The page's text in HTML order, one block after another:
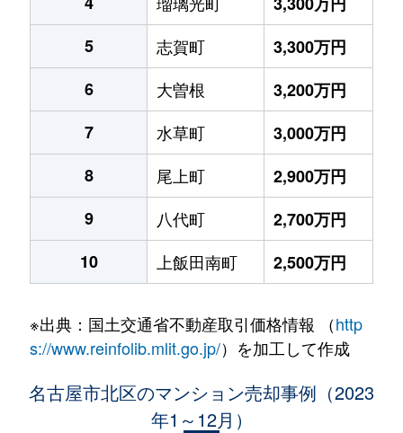
5
志賀町
3,300万円
6
大曽根
3,200万円
7
水草町
3,000万円
8
尾上町
2,900万円
9
八代町
2,700万円
10
上飯田南町 2,500万円
※出典：国土交通省不動産取引価格情報 （http
s://www.reinfolib.mlit.go.jp/）を加工して作成
名古屋市北区のマンション売却事例（2023
年1～12月）